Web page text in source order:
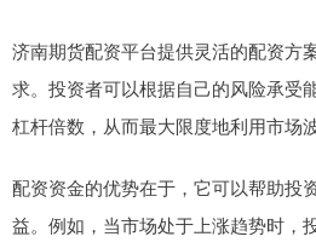
济南期货配资平台提供灵活的配资方
求。投资者可以根据自己的风险承受
杠杆倍数，从而最大限度地利用市场波
配资资金的优势在于，它可以帮助投
益。例如，当市场处于上涨趋势时，